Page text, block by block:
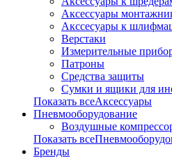
Аксессуары
Акссесуары к
Верстаки
Измерительные
Патроны
Средства защиты
Сумки и ящики для
Показать всеАксессуары
Пневмооборудование
Воздушные
Показать
Бренды